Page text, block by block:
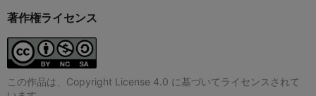
著作権ライセンス
この作品は、Copyright License 4.0 に基づいてライセンスされて